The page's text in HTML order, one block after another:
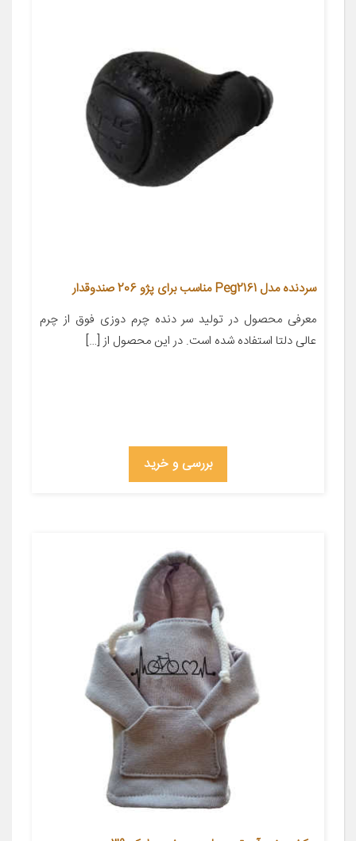
سردنده مدل Peg2161 مناسب برای پژو 206 صندوقدار
معرفی محصول در تولید سر دنده چرم دوزی فوق از چرم
عالی دلتا استفاده شده است. در این محصول از […]
بررسی و خرید